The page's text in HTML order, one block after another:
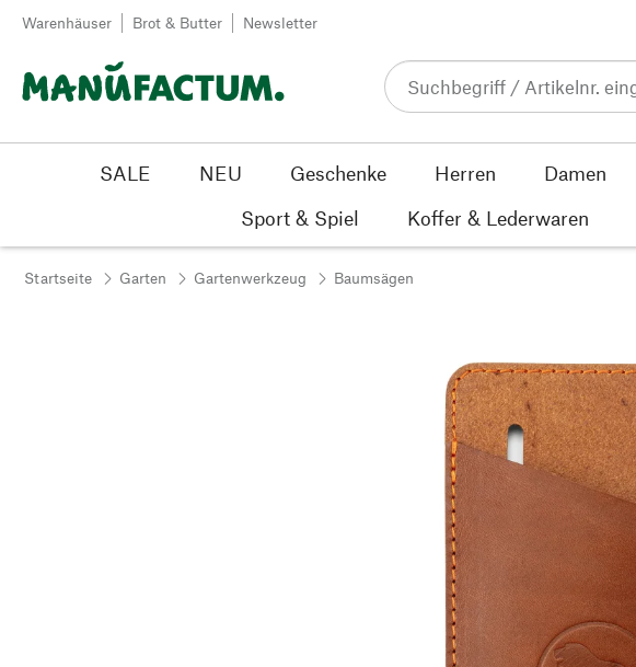
Zum Inhalt springen
Warenhäuser Brot & Butter Newsletter
SALE NEU Geschenke Herren Damen
Sport & Spiel
Koffer & Lederwaren
Startseite Garten Gartenwerkzeug Baumsägen